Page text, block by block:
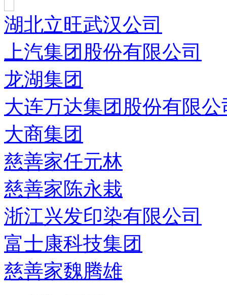
湖北立旺武汉公司
上汽集团股份有限公司
龙湖集团
大连万达集团股份有限公
大商集团
慈善家任元林
慈善家陈永栽
浙江兴发印染有限公司
富士康科技集团
慈善家魏腾雄